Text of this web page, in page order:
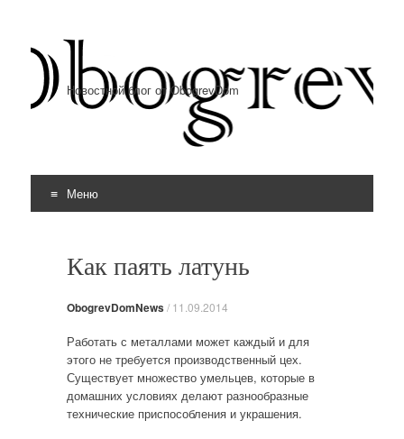
Новостной блог от ObogrevDom
Меню
Как паять латунь
ObogrevDomNews/ 11.09.2014
Работать с металлами может каждый и для
этого не требуется производственный цех.
Существует множество умельцев, которые в
домашних условиях делают разнообразные
технические приспособления и украшения.